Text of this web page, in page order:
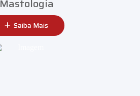
Mastologia
Saiba Mais